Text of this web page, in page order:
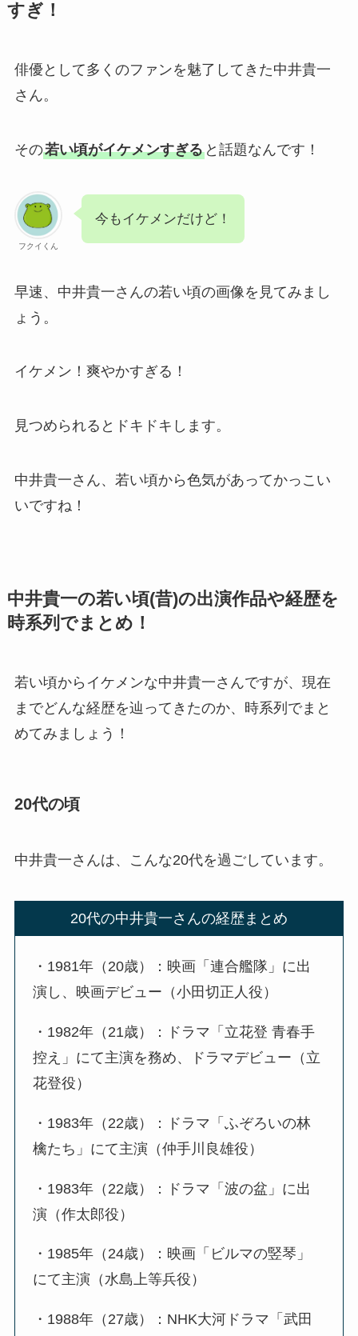
すぎ！
俳優として多くのファンを魅了してきた中井貴一
さん。
その若い頃がイケメンすぎると話題なんです！
フクイくん
今もイケメンだけど！
早速、中井貴一さんの若い頃の画像を見てみまし
ょう。
イケメン！爽やかすぎる！
見つめられるとドキドキします。
中井貴一さん、若い頃から色気があってかっこい
いですね！
中井貴一の若い頃(昔)の出演作品や経歴を
時系列でまとめ！
若い頃からイケメンな中井貴一さんですが、現在
までどんな経歴を辿ってきたのか、時系列でまと
めてみましょう！
20代の頃
中井貴一さんは、こんな20代を過ごしています。
20代の中井貴一さんの経歴まとめ
・1981年（20歳）：映画「連合艦隊」に出
演し、映画デビュー（小田切正人役）
・1982年（21歳）：ドラマ「立花登 青春手
控え」にて主演を務め、ドラマデビュー（立
花登役）
・1983年（22歳）：ドラマ「ふぞろいの林
檎たち」にて主演（仲手川良雄役）
・1983年（22歳）：ドラマ「波の盆」に出
演（作太郎役）
・1985年（24歳）：映画「ビルマの竪琴」
にて主演（水島上等兵役）
・1988年（27歳）：NHK大河ドラマ「武田